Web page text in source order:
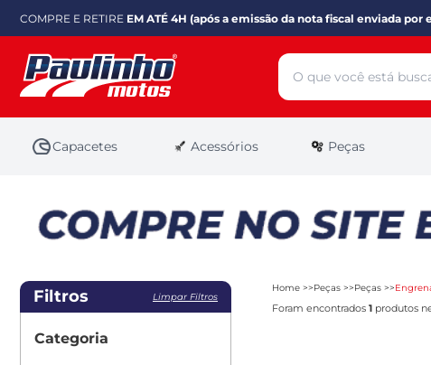
COMPRE E RETIRE EM ATÉ 4H (após a emissão da nota fiscal enviada por
Capacetes Acessórios Peças
Filtros Limpar Filtros
Categoria
Home Peças Peças
Foram encontrados 1 produtos